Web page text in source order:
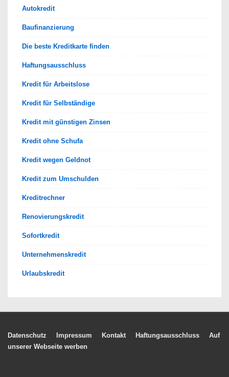
Autokredit
Baufinanzierung
Die beste Kreditkarte finden
Haftungsausschluss
Kredit für Arbeitslose
Kredit für Selbständige
Kredit mit günstigen Zinsen
Kredit ohne Schufa
Kredit wegen Geldnot
Kredit zum Umschulden
Kreditrechner
Renovierungskredit
Sofortkredit
Unternehmenskredit
Urlaubskredit
Footer-
Datenschutz Impressum Kontakt Haftungsausschluss
Auf
unserer Webseite werben